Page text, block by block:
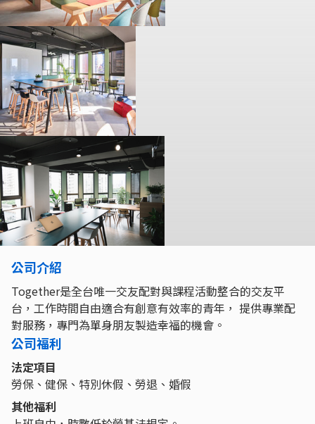
公司介紹
Together是全台唯一交友配對與課程活動整合的交友平
台，工作時間自由適合有創意有效率的青年， 提供專業配
對服務，專門為單身朋友製造幸福的機會。
公司福利
法定項目
勞保、健保、特別休假、勞退、婚假
其他福利